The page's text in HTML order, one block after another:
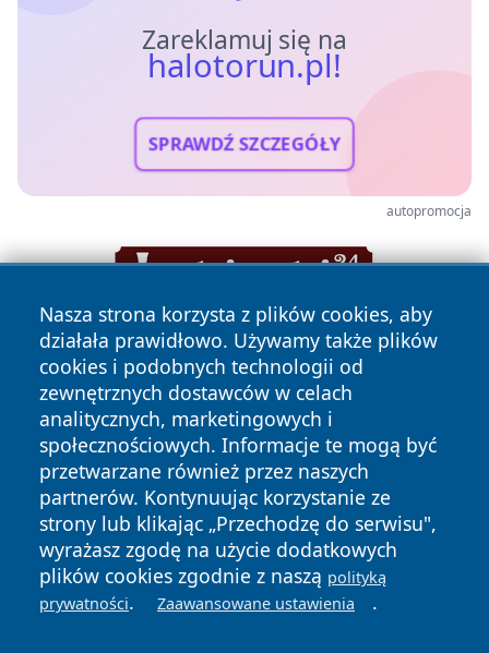
Zareklamuj się na
halotorun.pl!
SPRAWDŹ SZCZEGÓŁY
autopromocja
Nasza strona korzysta z plików cookies, aby
działała prawidłowo. Używamy także plików
cookies i podobnych technologii od
zewnętrznych dostawców w celach
analitycznych, marketingowych i
społecznościowych. Informacje te mogą być
przetwarzane również przez naszych
partnerów. Kontynuując korzystanie ze
strony lub klikając „Przechodzę do serwisu",
wyrażasz zgodę na użycie dodatkowych
plików cookies zgodnie z naszą polityką
prywatności. Zaawansowane ustawienia .
Copyright © 2026 halotorun.pl Wszystkie prawa zastrzeżone.
News Autorzy
Polityka
Prywatności
Polityka
Cookies